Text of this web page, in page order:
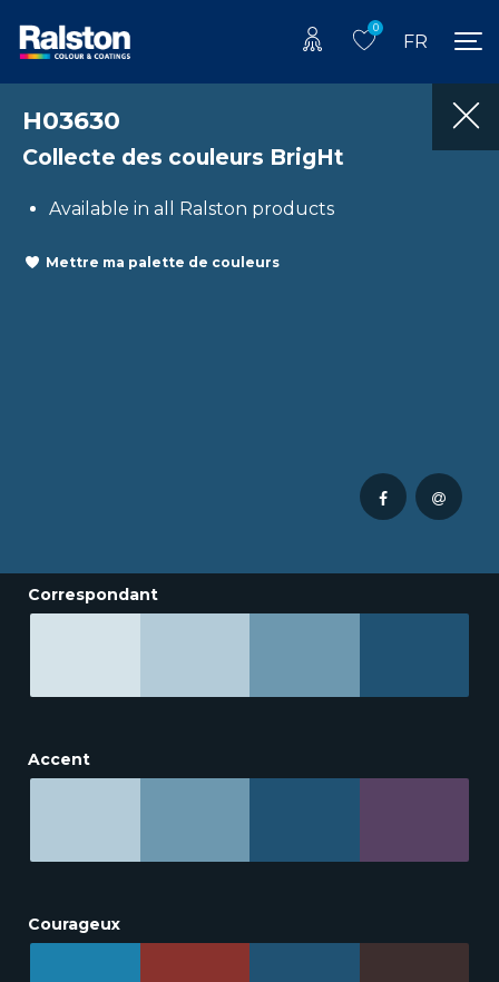
0
FR
H03630
Collecte des couleurs BrigHt
Available in all Ralston products
Mettre ma palette de couleurs
Correspondant
Accent
Courageux